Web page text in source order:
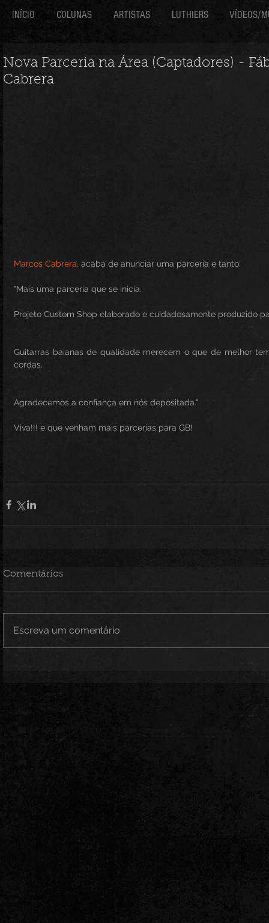
INÍCIO COLUNAS ARTISTAS LUTHIERS VÍDEOS/
Nova Parceria na Área (Captadores) -
Cabrera
Marcos Cabrera, acaba de anunciar uma parceria e tanto:
"Mais uma parceria que se inicia.
Projeto Custom Shop elaborado e cuidadosamente produzido
Guitarras baianas de qualidade merecem o que de melhor
cordas.
Agradecemos a confiança em nós depositada."
Viva!!! e que venham mais parcerias para GB!
Comentários
Escreva um comentário